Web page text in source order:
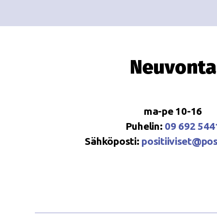
Neuvonta
ma-pe 10-16
Puhelin: 09 692
Sähköposti: